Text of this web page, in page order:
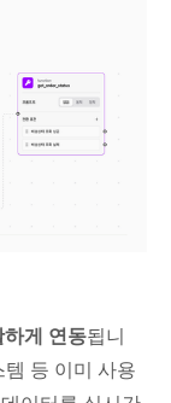
게 연동됩니
템 등 이미 사용